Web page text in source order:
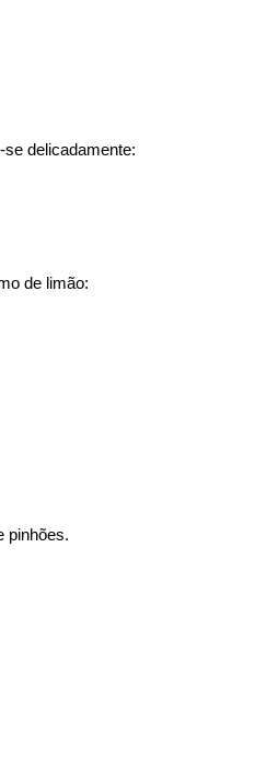
delicadamente:
de limão:
pinhões.